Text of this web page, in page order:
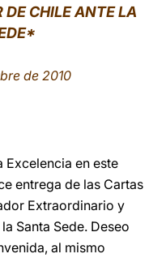
中文
CHILE ANTE LA
de 2010
Excelencia en este
entrega de las Cartas
Extraordinario y
Santa Sede. Deseo
al mismo